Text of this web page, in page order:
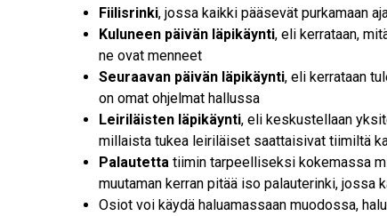
Fiilisrinki, jossa kaikki pääsevät purkamaan
Kuluneen päivän läpikäynti, eli kerrataan,
ne ovat menneet
Seuraavan päivän läpikäynti, eli kerrataan
on omat ohjelmat hallussa
Leiriläisten läpikäynti, eli keskustellaan
millaista tukea leiriläiset saattaisivat tiimiltä
Palautetta tiimin tarpeelliseksi kokemassa
muutaman kerran pitää iso palauterinki, jossa
Osiot voi käydä haluamassaan muodossa,